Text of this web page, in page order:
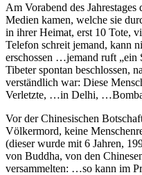
Am Vorabend des
Medien kamen, welche sie
in ihrer Heimat, erst 10 Tote,
Telefon schreit jemand, kann
erschossen …jemand ruft
Tibeter spontan beschlossen,
verständlich war: Diese
Verletzte, …in Delhi,
Vor der Chinesischen
Völkermord, keine
(dieser wurde mit 6 Jahren,
von Buddha, von den
versammelten: …so kann im